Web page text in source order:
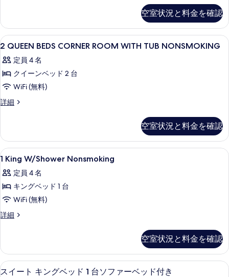
条
件
す
べ
て
の
写
真
を
す
る
ACCESS
W/TUB
NONSMOKING
詳
細
空室状況と料金を確認
2
QUEEN
BEDS
CORNER
ROOM
WITH
の
す
べ
て
の
写
真
示
す
アイロン / アイロン台、WiFi (無料)
4
2 QUEEN BEDS CORNER ROOM WITH TUB NONSMOKING
定員 4 名
クイーンベッド 2 台
WiFi (無料)
詳細
2
ROOM
WITH
TUB
NONSMOKING
の
詳
空室状況と料金を確認
1
King
W/Shower
Nonsmoking
の
す
の
写
1
1 King W/Shower Nonsmoking
定員 4 名
キングベッド 1 台
WiFi (無料)
詳細
1
の
詳
細
空室状況と料金を確認
ス
スイート キングベッド 1 台ソファー
8
スイート キングベッド 1 台ソファーベッド付き